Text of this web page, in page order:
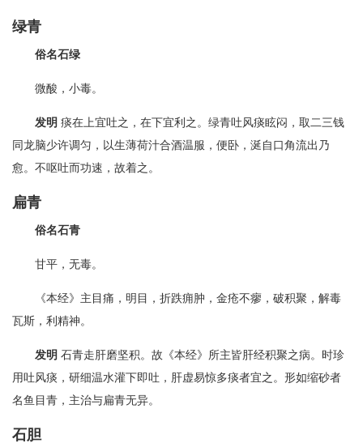
绿青
俗名石绿
微酸，小毒。
发明 痰在上宜吐之，在下宜利之。绿青吐风痰眩闷，取二三钱
同龙脑少许调匀，以生薄荷汁合酒温服，便卧，涎自口角流出乃
愈。不呕吐而功速，故着之。
扁青
俗名石青
甘平，无毒。
《本经》主目痛，明目，折跌痈肿，金疮不瘳，破积聚，解毒
瓦斯，利精神。
发明 石青走肝磨坚积。故《本经》所主皆肝经积聚之病。时珍
用吐风痰，研细温水灌下即吐，肝虚易惊多痰者宜之。形如缩砂者
名鱼目青，主治与扁青无异。
石胆